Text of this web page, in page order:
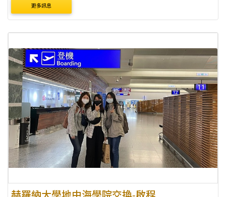
赫羅納大學地中海學院交換-啟程
日期 : 2021-09-17
點閱 : 1385
單位 : 兩岸經濟管理中心
本中心與國貿系選送3位學生至西班牙赫羅納大學進行交換學
習，於本中心徐主任全程協助下，3位同學於昨日(9/16)出